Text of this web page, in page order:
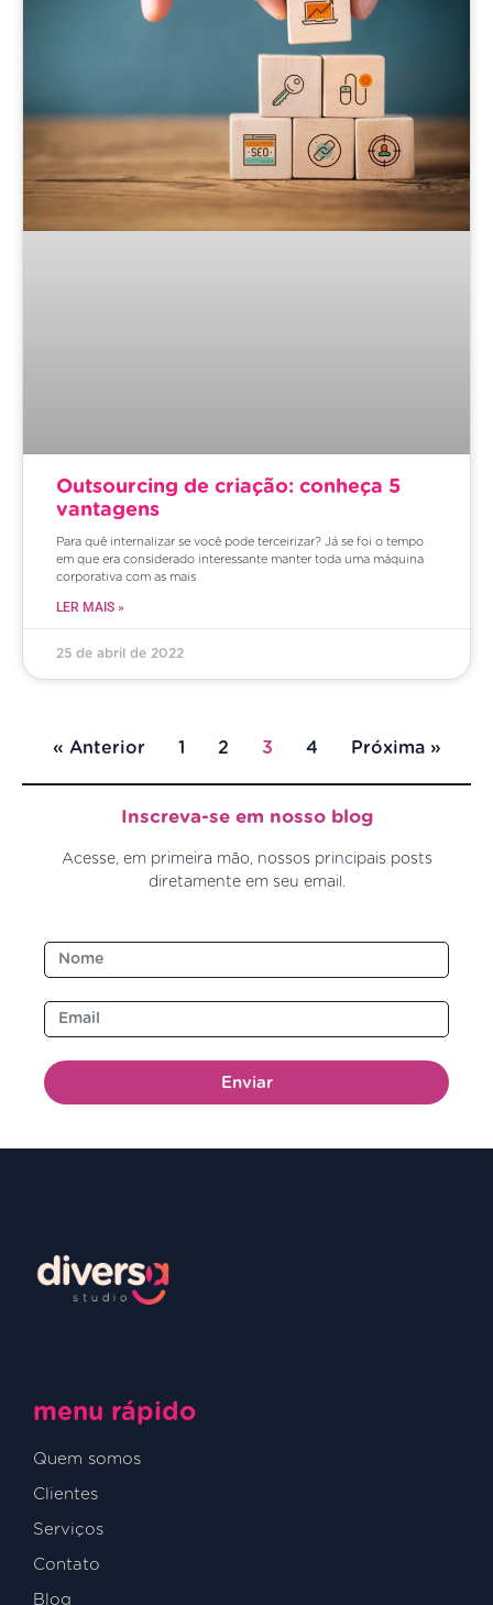
Outsourcing de criação: conheça 5
vantagens
Para quê internalizar se você pode terceirizar? Já se foi o tempo
em que era considerado interessante manter toda uma máquina
corporativa com as mais
LER MAIS »
25 de abril de 2022
« Anterior 1 2 3 4 Próxima »
Inscreva-se em nosso blog
Acesse, em primeira mão, nossos principais posts
diretamente em seu email.
Enviar
menu rápido
Quem somos
Clientes
Serviços
Contato
Blog